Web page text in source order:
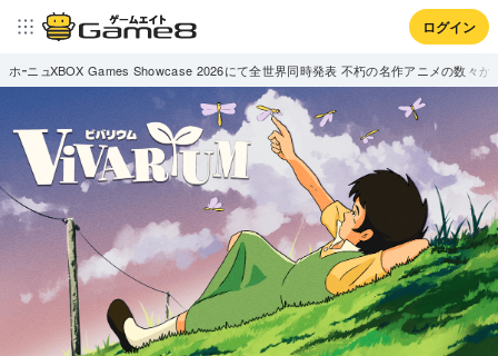
ログイン
ホームニュース
XBOX Games Showcase 2026にて全世界同時発表 不朽の名作アニメの数々